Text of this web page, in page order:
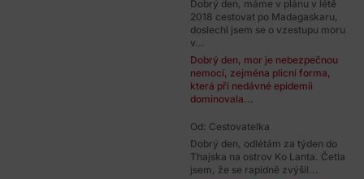
Dobrý den, máme v plánu v létě
2018 cestovat po Madagaskaru,
doslechl jsem se o vzestupu moru
v...
Dobrý den, mor je nebezpečnou
nemocí, zejména plicní forma,
která při nedávné epidemii
dominovala...
Od: Cestovatelka
Dobrý den, odlétám za týden do
Thajska na ostrov Ko Lanta. Četla
jsem, že se rapidně zvýšil...